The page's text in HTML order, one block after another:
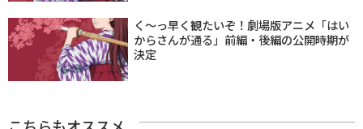
く〜っ早く観たいぞ！劇場版アニメ「はい
からさんが通る」前編・後編の公開時期が
決定